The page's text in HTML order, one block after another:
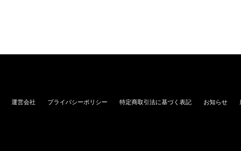
運営会社 プライバシーポリシー 特定商取引法に基づく表記 お知らせ